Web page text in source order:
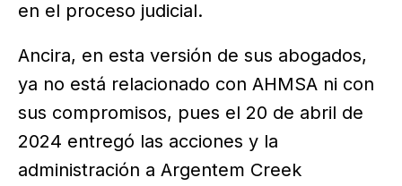
en el proceso judicial.
Ancira, en esta versión de sus abogados,
ya no está relacionado con AHMSA ni con
sus compromisos, pues el 20 de abril de
2024 entregó las acciones y la
administración a Argentem Creek